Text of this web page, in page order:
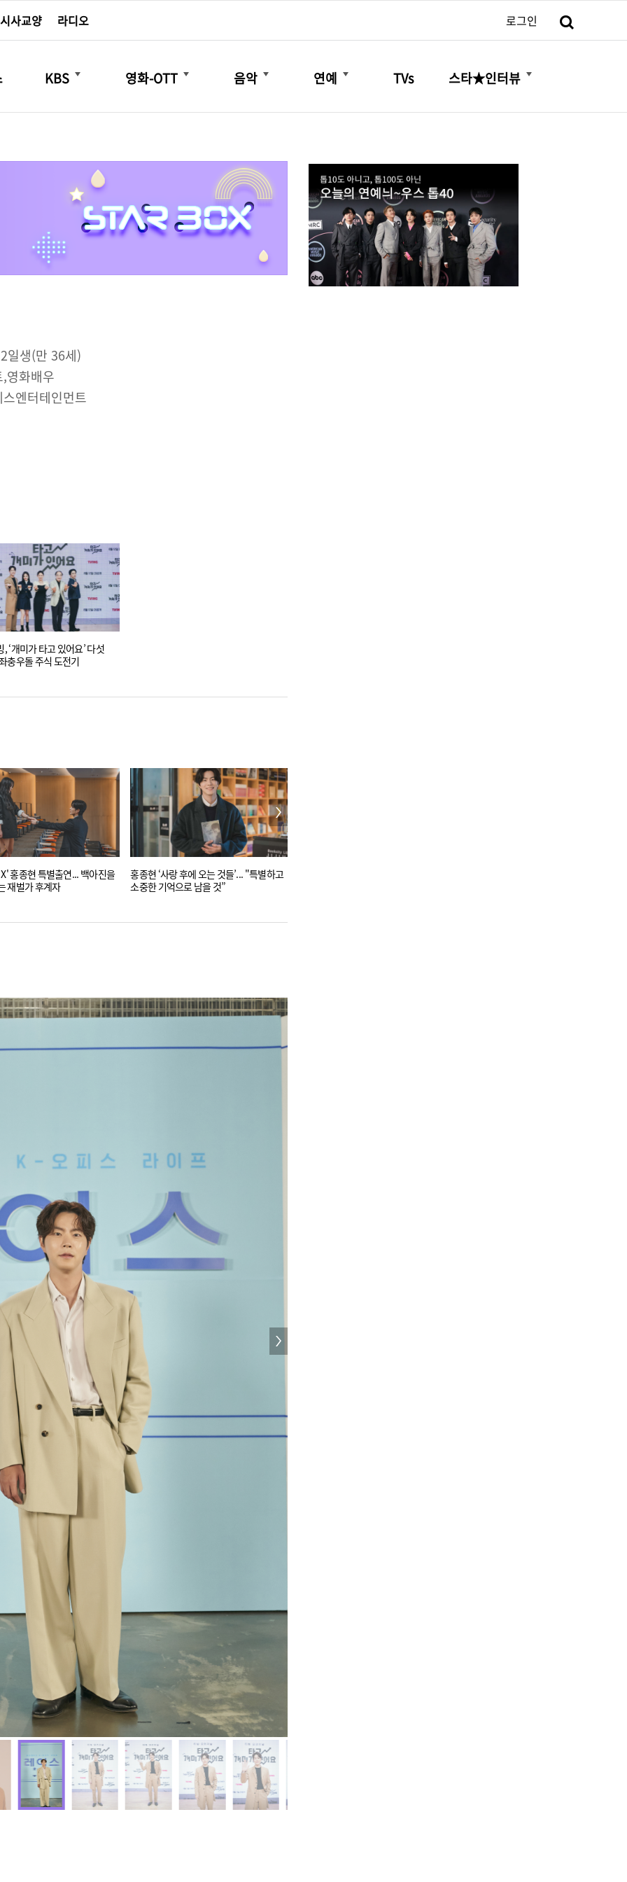
시사교양 라디오 로그인
KBS
더보기
영화-OTT
더보기
음악
더보기
연예
더보기
TVs 스타★인터뷰
더보기
일생(만 36세)
영화배우
엔터테인먼트
‘개미가 타고 있어요’ 다섯
충우돌 주식 도전기
홍종현 특별출연... 백아진을
재벌가 후계자
홍종현 ‘사랑 후에 오는 것들’... "특별하고
소중한 기억으로 남을 것”